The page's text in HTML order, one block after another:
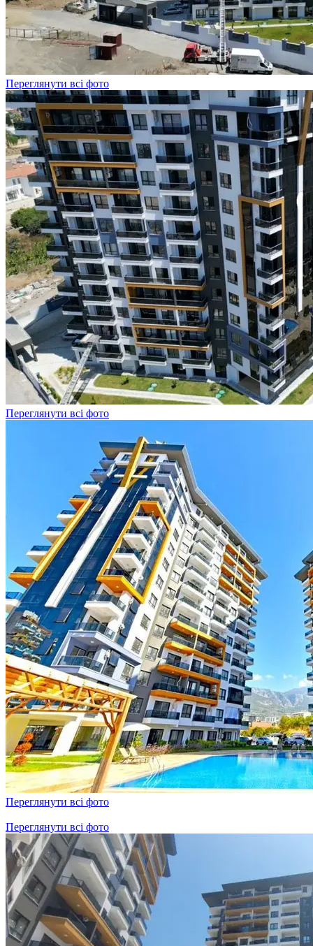
Переглянути всі фото
Переглянути всі фото
Переглянути всі фото
Переглянути всі фото